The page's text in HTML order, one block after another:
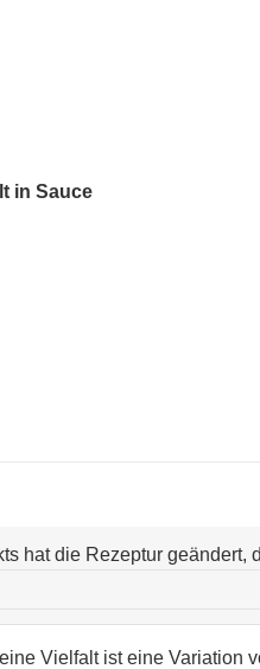
in Sauce
hat die Rezeptur
Vielfalt ist eine Variation